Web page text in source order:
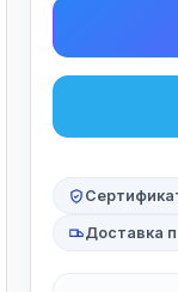
Доставка